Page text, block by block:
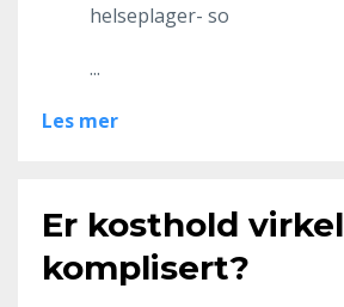
helseplager- so
...
Les mer
Er kosthold
komplisert?